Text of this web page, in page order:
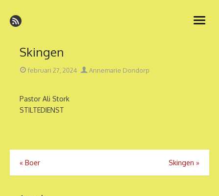
naar
de
open
Skingen
Geplaatst
februari 27, 2024 Auteur
Annemarie Dondorp
Pastor Ali Stork
STILTEDIENST
Bericht
navigatie
« Boer Skingen »